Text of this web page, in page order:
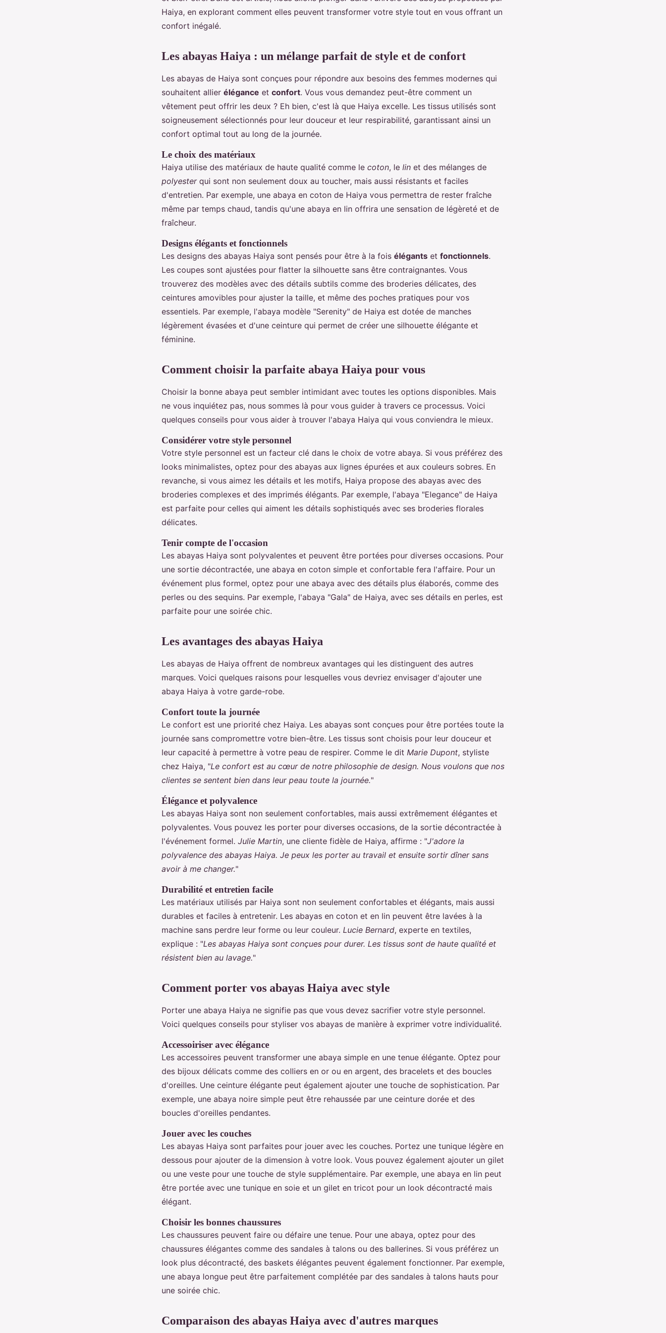
Haiya, en explorant comment elles peuvent transformer votre style tout en vous offrant un
confort inégalé.
Les abayas Haiya : un mélange parfait de style et de confort
Les abayas de Haiya sont conçues pour répondre aux besoins des femmes modernes qui
souhaitent allier élégance et confort. Vous vous demandez peut-être comment un
vêtement peut offrir les deux ? Eh bien, c'est là que Haiya excelle. Les tissus utilisés sont
soigneusement sélectionnés pour leur douceur et leur respirabilité, garantissant ainsi un
confort optimal tout au long de la journée.
Le choix des matériaux
Haiya utilise des matériaux de haute qualité comme le coton, le lin et des mélanges de
polyesterqui sont non seulement doux au toucher, mais aussi résistants et faciles
d'entretien. Par exemple, une abaya en coton de Haiya vous permettra de rester fraîche
même par temps chaud, tandis qu'une abaya en lin offrira une sensation de légèreté et de
fraîcheur.
Designs élégants et fonctionnels
Les designs des abayas Haiya sont pensés pour être à la fois élégants et fonctionnels.
Les coupes sont ajustées pour flatter la silhouette sans être contraignantes. Vous
trouverez des modèles avec des détails subtils comme des broderies délicates, des
ceintures amovibles pour ajuster la taille, et même des poches pratiques pour vos
essentiels. Par exemple, l'abaya modèle "Serenity" de Haiya est dotée de manches
légèrement évasées et d'une ceinture qui permet de créer une silhouette élégante et
féminine.
Comment choisir la parfaite abaya Haiya pour vous
Choisir la bonne abaya peut sembler intimidant avec toutes les options disponibles. Mais
ne vous inquiétez pas, nous sommes là pour vous guider à travers ce processus. Voici
quelques conseils pour vous aider à trouver l'abaya Haiya qui vous conviendra le mieux.
Considérer votre style personnel
Votre style personnel est un facteur clé dans le choix de votre abaya. Si vous préférez des
looks minimalistes, optez pour des abayas aux lignes épurées et aux couleurs sobres. En
revanche, si vous aimez les détails et les motifs, Haiya propose des abayas avec des
broderies complexes et des imprimés élégants. Par exemple, l'abaya "Elegance" de Haiya
est parfaite pour celles qui aiment les détails sophistiqués avec ses broderies florales
délicates.
Tenir compte de l'occasion
Les abayas Haiya sont polyvalentes et peuvent être portées pour diverses occasions. Pour
une sortie décontractée, une abaya en coton simple et confortable fera l'affaire. Pour un
événement plus formel, optez pour une abaya avec des détails plus élaborés, comme des
perles ou des sequins. Par exemple, l'abaya "Gala" de Haiya, avec ses détails en perles, est
parfaite pour une soirée chic.
Les avantages des abayas Haiya
Les abayas de Haiya offrent de nombreux avantages qui les distinguent des autres
marques. Voici quelques raisons pour lesquelles vous devriez envisager d'ajouter une
abaya Haiya à votre garde-robe.
Confort toute la journée
Le confort est une priorité chez Haiya. Les abayas sont conçues pour être portées toute la
journée sans compromettre votre bien-être. Les tissus sont choisis pour leur douceur et
leur capacité à permettre à votre peau de respirer. Comme le dit Marie Dupont, styliste
chez Haiya, "Le confort est au cœur de notre philosophie de design. Nous voulons que nos
clientes se sentent bien dans leur peau toute la journée."
Élégance et polyvalence
Les abayas Haiya sont non seulement confortables, mais aussi extrêmement élégantes et
polyvalentes. Vous pouvez les porter pour diverses occasions, de la sortie décontractée à
l'événement formel. Julie Martin, une cliente fidèle de Haiya, affirme : "J'adore la
polyvalence des abayas Haiya. Je peux les porter au travail et ensuite sortir dîner sans
avoir à me changer."
Durabilité et entretien facile
Les matériaux utilisés par Haiya sont non seulement confortables et élégants, mais aussi
durables et faciles à entretenir. Les abayas en coton et en lin peuvent être lavées à la
machine sans perdre leur forme ou leur couleur. Lucie Bernard, experte en textiles,
explique : "Les abayas Haiya sont conçues pour durer. Les tissus sont de haute qualité et
résistent bien au lavage."
Comment porter vos abayas Haiya avec style
Porter une abaya Haiya ne signifie pas que vous devez sacrifier votre style personnel.
Voici quelques conseils pour styliser vos abayas de manière à exprimer votre individualité.
Accessoiriser avec élégance
Les accessoires peuvent transformer une abaya simple en une tenue élégante. Optez pour
des bijoux délicats comme des colliers en or ou en argent, des bracelets et des boucles
d'oreilles. Une ceinture élégante peut également ajouter une touche de sophistication. Par
exemple, une abaya noire simple peut être rehaussée par une ceinture dorée et des
boucles d'oreilles pendantes.
Jouer avec les couches
Les abayas Haiya sont parfaites pour jouer avec les couches. Portez une tunique légère en
dessous pour ajouter de la dimension à votre look. Vous pouvez également ajouter un gilet
ou une veste pour une touche de style supplémentaire. Par exemple, une abaya en lin peut
être portée avec une tunique en soie et un gilet en tricot pour un look décontracté mais
élégant.
Choisir les bonnes chaussures
Les chaussures peuvent faire ou défaire une tenue. Pour une abaya, optez pour des
chaussures élégantes comme des sandales à talons ou des ballerines. Si vous préférez un
look plus décontracté, des baskets élégantes peuvent également fonctionner. Par exemple,
une abaya longue peut être parfaitement complétée par des sandales à talons hauts pour
une soirée chic.
Comparaison des abayas Haiya avec d'autres marques